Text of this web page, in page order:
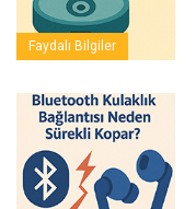
Faydalı Bilgiler